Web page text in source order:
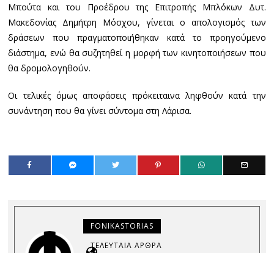
Μπούτα και του Προέδρου της Επιτροπής Μπλόκων Δυτ.
Μακεδονίας Δημήτρη Μόσχου, γίνεται ο απολογισμός των
δράσεων που πραγματοποιήθηκαν κατά το προηγούμενο
διάστημα, ενώ θα συζητηθεί η μορφή των κινητοποιήσεων που
θα δρομολογηθούν.
Οι τελικές όμως αποφάσεις πρόκειταινα ληφθούν κατά την
συνάντηση που θα γίνει σύντομα στη Λάρισα.
FONIKASTORIAS
ΤΕΛΕΥΤΑΊΑ ΆΡΘΡΑ